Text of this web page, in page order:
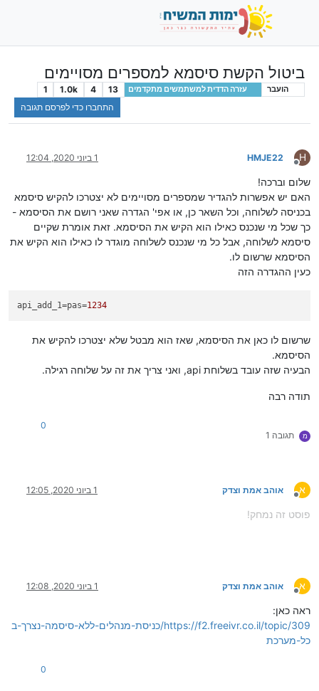
ביטול הקשת סיסמא למספרים מסויימים
הועבר עזרה הדדית למשתמשים מתקדמים 13
4
1.0k
1
התחברו כדי לפרסם תגובה
H
מנותק
HMJE22 1 ביוני 2020, 12:04
שלום וברכה!
האם יש אפשרות להגדיר שמספרים מסויימים לא יצטרכו להקיש סיסמא
בכניסה לשלוחה, וכל השאר כן, או אפי' הגדרה שאני רושם את הסיסמא -
כך שכל מי שנכנס כאילו הוא הקיש את הסיסמא. זאת אומרת שקיים
סיסמא לשלוחה, אבל כל מי שנכנס לשלוחה מוגדר לו כאילו הוא הקיש את
הסיסמא שרשום לו.
כעין ההגדרה הזה
api_add_1=pas=1234
שרשום לו כאן את הסיסמא, שאז הוא מבטל שלא יצטרכו להקיש את
הסיסמא.
הבעיה שזה עובד בשלוחת api, ואני צריך את זה על שלוחה רגילה.
תודה רבה
מ תגובה 1
0
א
מנותק
אוהב אמת וצדק 1 ביוני 2020, 12:05
פוסט זה נמחק!
א
מנותק
אוהב אמת וצדק 1 ביוני 2020, 12:08
ראה כאן:
https://f2.freeivr.co.il/topic/309/כניסת-מנהלים-ללא-סיסמה-נצרך-ב
כל-מערכת
0